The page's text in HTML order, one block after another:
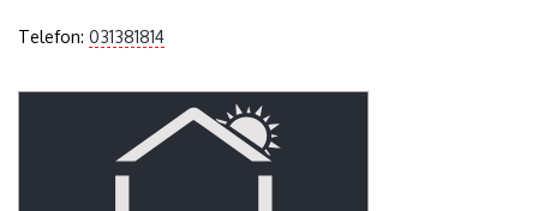
Telefon:031381814